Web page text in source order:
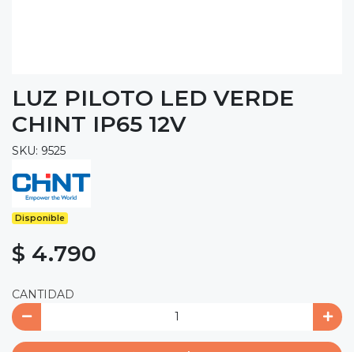
LUZ PILOTO LED VERDE
CHINT IP65 12V
SKU: 9525
Disponible
$ 4.790
CANTIDAD